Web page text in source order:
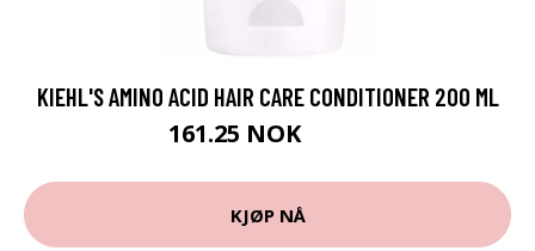
KIEHL'S AMINO ACID HAIR CARE CONDITIONER 200 ML
161.25 NOK
KJØP NÅ